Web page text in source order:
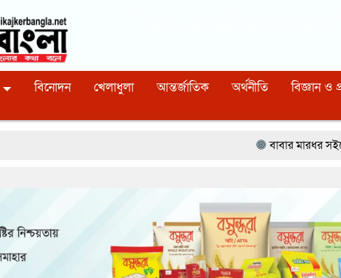
বিনোদন খেলাধুলা আন্তর্জাতিক অর্থনীতি বিজ্ঞান ও
বাবার মারধর সইতে না পেরে ৫০০